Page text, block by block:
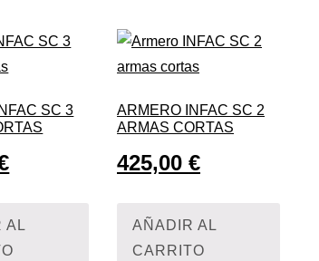
SC 3
AL
ARMERO INFAC SC 2
ARMAS CORTAS
425,00€
AÑADIR AL
CARRITO